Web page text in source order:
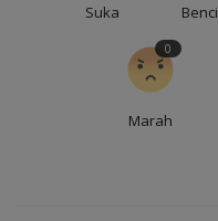
Suka Benci
Marah
0